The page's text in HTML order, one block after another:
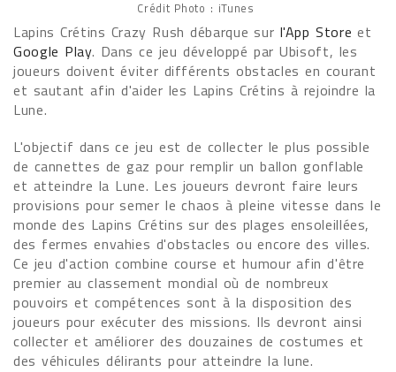
Crédit Photo : iTunes
Lapins Crétins Crazy Rush débarque sur l'App Store et
Google Play. Dans ce jeu développé par Ubisoft, les
joueurs doivent éviter différents obstacles en courant
et sautant afin d'aider les Lapins Crétins à rejoindre la
Lune.
L'objectif dans ce jeu est de collecter le plus possible
de cannettes de gaz pour remplir un ballon gonflable
et atteindre la Lune. Les joueurs devront faire leurs
provisions pour semer le chaos à pleine vitesse dans le
monde des Lapins Crétins sur des plages ensoleillées,
des fermes envahies d'obstacles ou encore des villes.
Ce jeu d'action combine course et humour afin d'être
premier au classement mondial où de nombreux
pouvoirs et compétences sont à la disposition des
joueurs pour exécuter des missions. Ils devront ainsi
collecter et améliorer des douzaines de costumes et
des véhicules délirants pour atteindre la lune.